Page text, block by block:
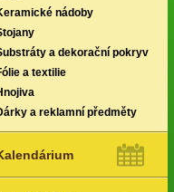
nádoby
a dekorační pokryv
a textilie
a reklamní předměty